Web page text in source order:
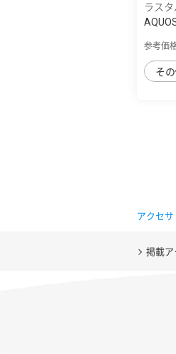
ラス
参考価
その
アクセ
掲載ア